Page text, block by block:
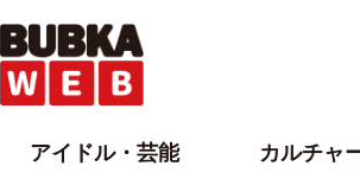
アイドル・芸能 カルチャ